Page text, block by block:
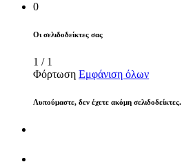
0
Οι σελιδοδείκτες σας
1 / 1
Φόρτωση Εμφάνιση όλων
Λυπούμαστε, δεν έχετε ακόμη σελιδοδείκτες.